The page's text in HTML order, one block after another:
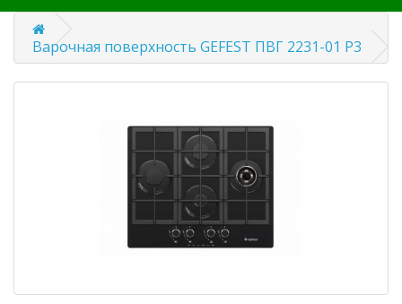
Варочная поверхность GEFEST ПВГ 2231-01 Р3